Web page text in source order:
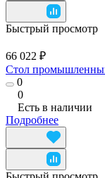
Быстрый просмотр
66 022 ₽
Стол
0
0
Есть в наличии
Подробнее